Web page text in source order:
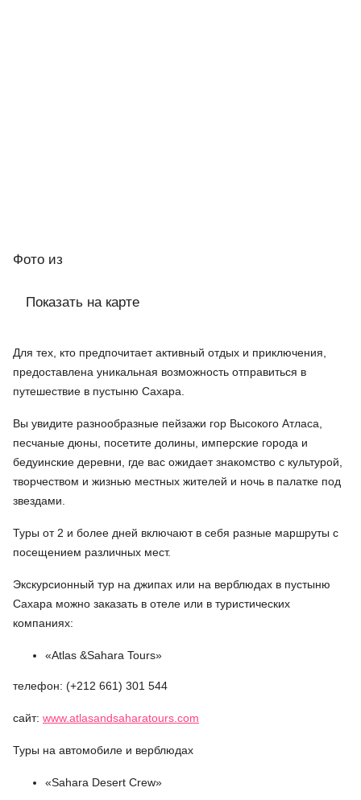
Фото из
Показать на карте
Для тех, кто предпочитает активный отдых и приключения,
предоставлена уникальная возможность отправиться в
путешествие в пустыню Сахара.
Вы увидите разнообразные пейзажи гор Высокого Атласа,
песчаные дюны, посетите долины, имперские города и
бедуинские деревни, где вас ожидает знакомство с культурой,
творчеством и жизнью местных жителей и ночь в палатке под
звездами.
Туры от 2 и более дней включают в себя разные маршруты с
посещением различных мест.
Экскурсионный тур на джипах или на верблюдах в пустыню
Сахара можно заказать в отеле или в туристических
компаниях:
«Atlas &Sahara Tours»
телефон: (+212 661) 301 544
сайт: www.atlasandsaharatours.com
Туры на автомобиле и верблюдах
«Sahara Desert Crew»